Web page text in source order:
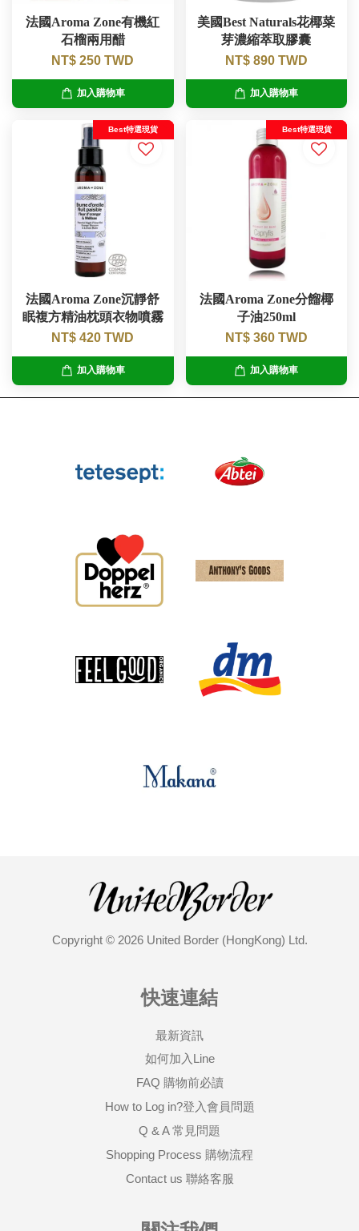
法國Aroma Zone有機紅
石榴兩用醋
NT$ 250 TWD
加入購物車
美國Best Naturals花椰菜
芽濃縮萃取膠囊
NT$ 890 TWD
加入購物車
Best特選現貨
法國Aroma Zone沉靜舒
眠複方精油枕頭衣物噴霧
NT$ 420 TWD
加入購物車
Best特選現貨
法國Aroma Zone分餾椰
子油250ml
NT$ 360 TWD
加入購物車
Copyright © 2026 United Border (HongKong) Ltd.
快速連結
最新資訊
如何加入Line
FAQ 購物前必讀
How to Log in?登入會員問題
Q & A 常見問題
Shopping Process 購物流程
Contact us 聯絡客服